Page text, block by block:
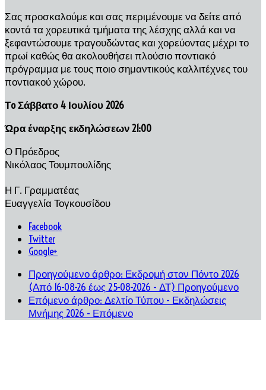
Σας προσκαλούμε και σας περιμένουμε να δείτε από
κοντά τα χορευτικά τμήματα της λέσχης αλλά και να
ξεφαντώσουμε τραγουδώντας και χορεύοντας μέχρι το
πρωί καθώς θα ακολουθήσει πλούσιο ποντιακό
πρόγραμμα με τους ποιο σημαντικούς καλλιτέχνες του
ποντιακού χώρου.
Τo Σάββατο 4 Ιουλίου 2026
Ώρα έναρξης εκδηλώσεων 21:00
Ο Πρόεδρος
Νικόλαος Τουμπουλίδης
Η Γ. Γραμματέας
Ευαγγελία Τογκουσίδου
Facebook
Twitter
Google+
Προηγούμενο άρθρο: Εκδρομή στον Πόντο 2026
(Από 16-08-26 έως 25-08-2026 - ΔΤ) Προηγούμενο
Επόμενο άρθρο: Δελτίο Τύπου - Εκδηλώσεις
Μνήμης 2026 - Επόμενο